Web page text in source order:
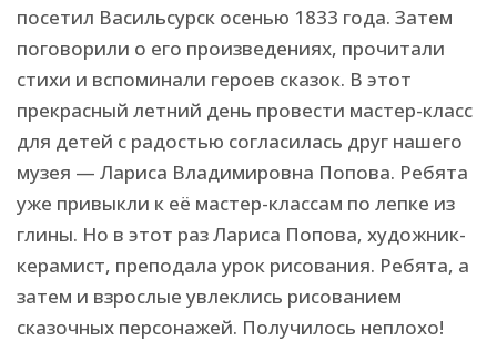
посетил Васильсурск осенью 1833 года. Затем
поговорили о его произведениях, прочитали
стихи и вспоминали героев сказок. В этот
прекрасный летний день провести мастер-класс
для детей с радостью согласилась друг нашего
музея — Лариса Владимировна Попова. Ребята
уже привыкли к её мастер-классам по лепке из
глины. Но в этот раз Лариса Попова, художник-
керамист, преподала урок рисования. Ребята, а
затем и взрослые увлеклись рисованием
сказочных персонажей. Получилось неплохо!